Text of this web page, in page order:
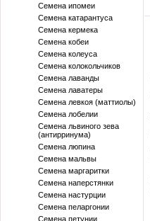
Семена ипомеи
Семена катарантуса
Семена кермека
Семена кобеи
Семена колеуса
Семена колокольчиков
Семена лаванды
Семена лаватеры
Семена левкоя (маттиолы)
Семена лобелии
Семена львиного зева
(антирринума)
Семена люпина
Семена мальвы
Семена маргаритки
Семена наперстянки
Семена настурции
Семена пеларгонии
Семена петунии